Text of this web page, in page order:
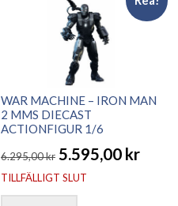
WAR MACHINE – IRON MAN
2 MMS DIECAST
ACTIONFIGUR 1/6
6.295,00kr
Det
ursprungliga
5.595,00 kr
Det
nuvarande
TILLFÄLLIGT SLUT